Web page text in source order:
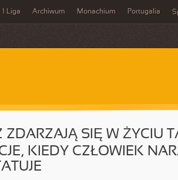
1 Liga Archiwum Monachium Portugalia
ZDARZAJĄ SIĘ W ŻYCIU
KIEDY CZŁOWIEK